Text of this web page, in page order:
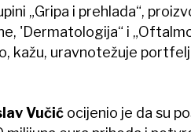
„Gripa i prehlada“,
'Dermatologija“ i
kažu, uravnotežuje
Vučićocijenio je da su